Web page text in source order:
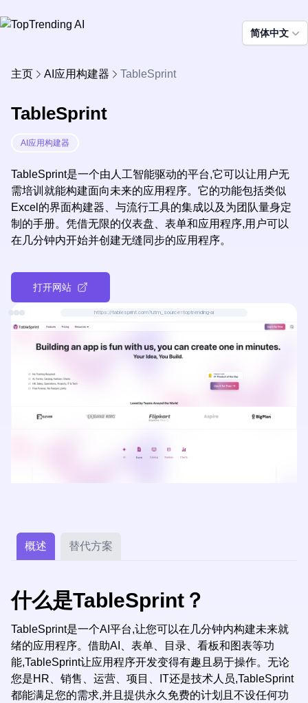
简体中文
主页 AI应用构建器 TableSprint
TableSprint
AI应用构建器
TableSprint是一个由人工智能驱动的平台,它可以让用户无
需培训就能构建面向未来的应用程序。它的功能包括类似
Excel的界面构建器、与流行工具的集成以及为团队量身定
制的手册。凭借无限的仪表盘、表单和应用程序,用户可以
在几分钟内开始并创建无缝同步的应用程序。
打开网站
https://tablesprint.com?utm_source=toptrending-ai
概述 替代方案
什么是TableSprint？
TableSprint是一个AI平台,让您可以在几分钟内构建未来就
绪的应用程序。借助AI、表单、目录、看板和图表等功
能,TableSprint让应用程序开发变得有趣且易于操作。无论
您是HR、销售、运营、项目、IT还是技术人员,TableSprint
都能满足您的需求,并且提供永久免费的计划且不设任何功